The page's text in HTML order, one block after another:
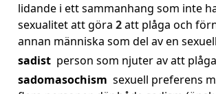
lidande i ett sammanhang som inte
sexualitet att göra 2att plåga och
annan människa som del av en
sadist person som njuter av att
sadomasochism sexuell preferens